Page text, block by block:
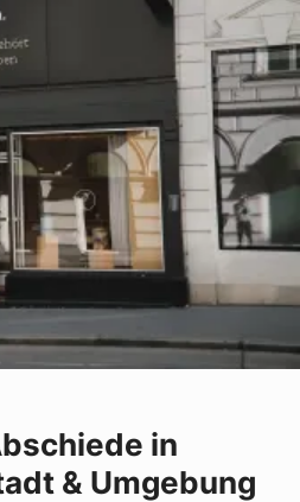
in
& Umgebung